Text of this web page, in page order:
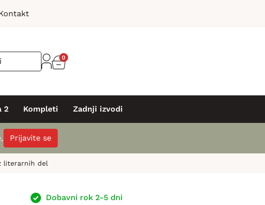
0
2 Kompleti Zadnji izvodi
Prijavite se
literarnih del
Dobavni rok 2-5 dni